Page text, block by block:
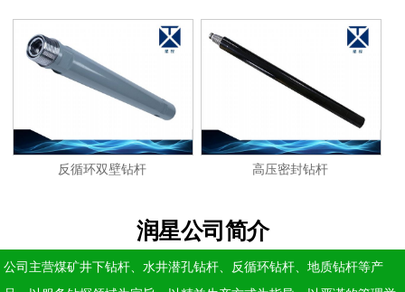
反循环双壁钻杆 高压密封钻杆
润星公司简介
公司主营煤矿井下钻杆、水井潜孔钻杆、反循环钻杆、地质钻杆等产